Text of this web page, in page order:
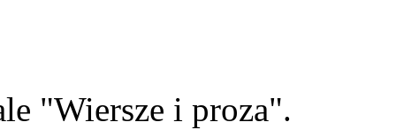
"Wiersze i proza".